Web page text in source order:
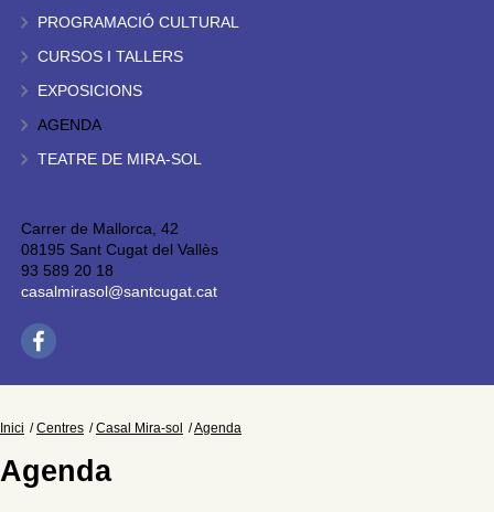
PROGRAMACIÓ CULTURAL
CURSOS I TALLERS
EXPOSICIONS
AGENDA
TEATRE DE MIRA-SOL
Carrer de Mallorca, 42
08195 Sant Cugat del Vallès
93 589 20 18
casalmirasol@santcugat.cat
Inici Centres Casal Mira-sol Agenda
Agenda